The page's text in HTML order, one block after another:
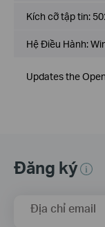
Kích cỡ tập tin:
Hệ Điều Hành:
Updates the
Đăng ký
Địa chỉ email